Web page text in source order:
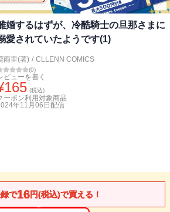
婚するはずが、冷酷騎士の旦那さまに
愛されていたようです(1)
雨里(著) / CLLENN COMICS
(0)
ビューを書く
165 (税込)
ーポン利用対象商品
年11月06日 配信
で16円(税込)で買える！